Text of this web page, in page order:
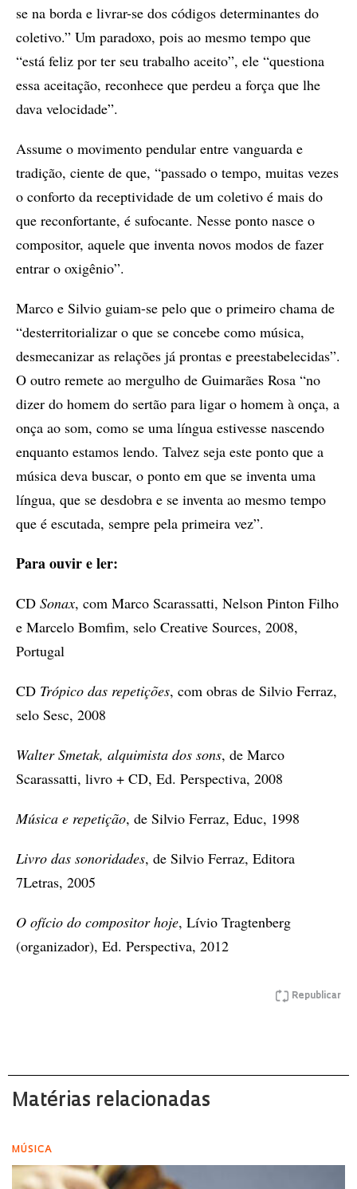
se na borda e livrar-se dos códigos determinantes do
coletivo.” Um paradoxo, pois ao mesmo tempo que
“está feliz por ter seu trabalho aceito”, ele “questiona
essa aceitação, reconhece que perdeu a força que lhe
dava velocidade”.
Assume o movimento pendular entre vanguarda e
tradição, ciente de que, “passado o tempo, muitas vezes
o conforto da receptividade de um coletivo é mais do
que reconfortante, é sufocante. Nesse ponto nasce o
compositor, aquele que inventa novos modos de fazer
entrar o oxigênio”.
Marco e Silvio guiam-se pelo que o primeiro chama de
“desterritorializar o que se concebe como música,
desmecanizar as relações já prontas e preestabelecidas”.
O outro remete ao mergulho de Guimarães Rosa “no
dizer do homem do sertão para ligar o homem à onça, a
onça ao som, como se uma língua estivesse nascendo
enquanto estamos lendo. Talvez seja este ponto que a
música deva buscar, o ponto em que se inventa uma
língua, que se desdobra e se inventa ao mesmo tempo
que é escutada, sempre pela primeira vez”.
Para ouvir e ler:
CD Sonax, com Marco Scarassatti, Nelson Pinton Filho
e Marcelo Bomfim, selo Creative Sources, 2008,
Portugal
CD Trópico das repetições, com obras de Silvio Ferraz,
selo Sesc, 2008
Walter Smetak, alquimista dos sons, de Marco
Scarassatti, livro + CD, Ed. Perspectiva, 2008
Música e repetição, de Silvio Ferraz, Educ, 1998
Livro das sonoridades, de Silvio Ferraz, Editora
7Letras, 2005
O ofício do compositor hoje, Lívio Tragtenberg
(organizador), Ed. Perspectiva, 2012
Republicar